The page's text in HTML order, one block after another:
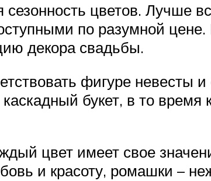
цветов. Лучше
по разумной
декора свадьбы.
фигуре невесты
букет, в то время
цвет имеет свое
и красоту, ромашки –